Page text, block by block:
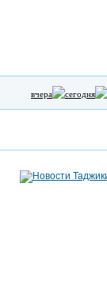
вчера сегодня